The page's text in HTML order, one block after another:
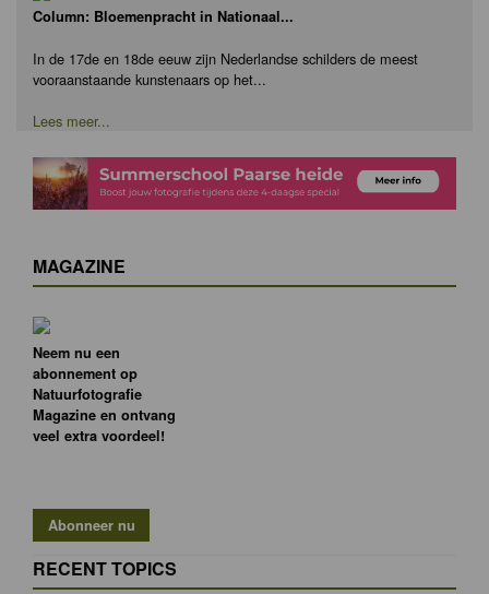
Column: Bloemenpracht in Nationaal...
In de 17de en 18de eeuw zijn Nederlandse schilders de meest
vooraanstaande kunstenaars op het...
Lees meer...
MAGAZINE
Neem nu een
abonnement op
Natuurfotografie
Magazine en ontvang
veel extra voordeel!
RECENT TOPICS